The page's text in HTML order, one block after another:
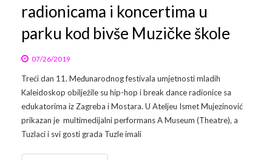
radionicama i koncertima u
parku kod bivše Muzičke škole
07/26/2019
Treći dan 11. Međunarodnog festivala umjetnosti mladih
Kaleidoskop obilježile su hip-hop i break dance radionice sa
edukatorima iz Zagreba i Mostara. U Ateljeu Ismet Mujezinović
prikazan je multimedijalni performans A Museum (Theatre), a
Tuzlaci i svi gosti grada Tuzle imali